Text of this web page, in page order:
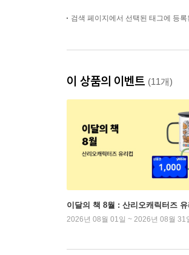
검색 페이지에서 선택된 태그에 등
이 상품의 이벤트 (11개)
이달의 책 8월 : 산리오캐릭터즈 유
2026년 08월 01일 ~ 2026년 08월 31